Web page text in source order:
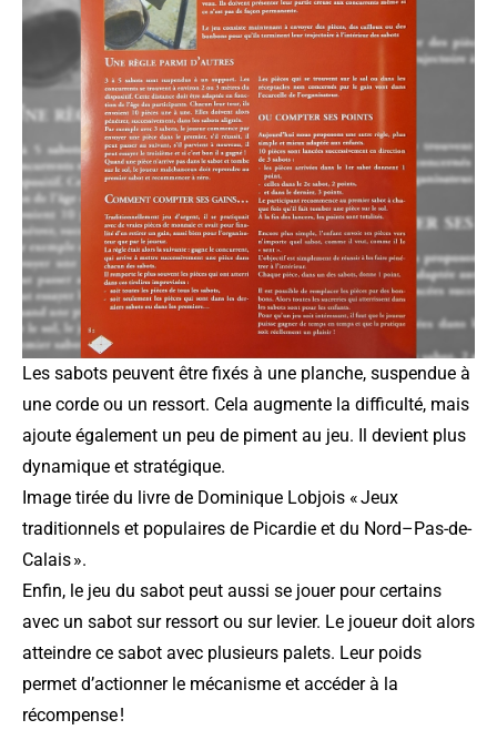
Les sabots peuvent être fixés à une planche, suspendue à
une corde ou un ressort. Cela augmente la difficulté, mais
ajoute également un peu de piment au jeu. Il devient plus
dynamique et stratégique.
Image tirée du livre de Dominique Lobjois « Jeux
traditionnels et populaires de Picardie et du Nord–Pas-de-
Calais ».
Enfin, le jeu du sabot peut aussi se jouer pour certains
avec un sabot sur ressort ou sur levier. Le joueur doit alors
atteindre ce sabot avec plusieurs palets. Leur poids
permet d’actionner le mécanisme et accéder à la
récompense !